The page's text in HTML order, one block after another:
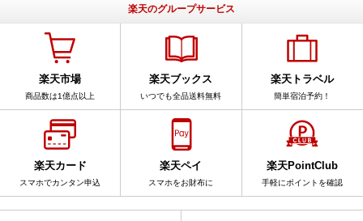
楽天のグループサービス
楽天市場
商品数は1億点以上
楽天ブックス
いつでも全品送料無料
楽天トラベル
簡単宿泊予約！
楽天カード
スマホでカンタン申込
楽天ペイ
スマホをお財布に
楽天PointClub
手軽にポイントを確認